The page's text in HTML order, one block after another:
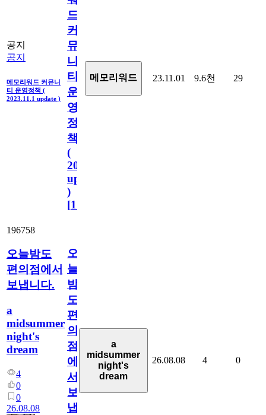
공지
공지
메모리워드 커뮤니
티 운영정책 (
2023.11.1 update )
드
커
뮤
니
티
운
영
정
책
(
2023.11.1
update
)
[110
메모리워드 23.11.01 9.6천 29
196758
오늘밤도
편의점에서
보냅니다.
a
midsummer
night's
dream
4
0
0
26.08.08
오
늘
밤
도
편
의
점
에
서
보
냅
a
midsummer
night's
dream
26.08.08 4 0